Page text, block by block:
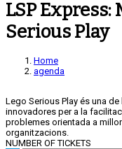
LSP Express:
Serious Play
Home
agenda
Lego Serious Play és una
innovadores per a la
problemes orientada a
organitzacions.
NUMBER OF TICKETS